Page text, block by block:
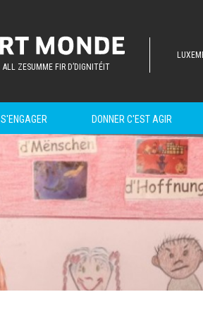
ALL ZESUMME FIR D’DIGNITÉIT
S'ENGAGER DONNER C'EST AGIR